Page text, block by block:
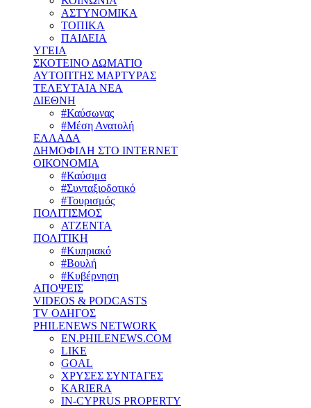
ΑΣΤΥΝΟΜΙΚΑ
ΤΟΠΙΚΑ
ΠΑΙΔΕΙΑ
ΥΓΕΙΑ
ΣΚΟΤΕΙΝΟ ΔΩΜΑΤΙΟ
ΑΥΤΟΠΤΗΣ ΜΑΡΤΥΡΑΣ
ΤΕΛΕΥΤΑΙΑ ΝΕΑ
ΔΙΕΘΝΗ
#Καύσωνας
#Μέση Ανατολή
ΕΛΛΑΔΑ
ΔΗΜΟΦΙΛΗ ΣΤΟ INTERNET
ΟΙΚΟΝΟΜΙΑ
#Καύσιμα
#Συνταξιοδοτικό
#Τουρισμός
ΠΟΛΙΤΙΣΜΟΣ
ΑΤΖΕΝΤΑ
ΠΟΛΙΤΙΚΗ
#Κυπριακό
#Βουλή
#Κυβέρνηση
ΑΠΟΨΕΙΣ
VIDEOS & PODCASTS
TV ΟΔΗΓΟΣ
PHILENEWS NETWORK
EN.PHILENEWS.COM
LIKE
GOAL
ΧΡΥΣΕΣ ΣΥΝΤΑΓΕΣ
KARIERA
IN-CYPRUS PROPERTY